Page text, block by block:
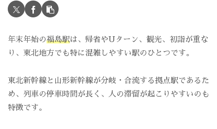
年末年始の福島駅は、帰省やUターン、観光、初詣が重な
り、東北地方でも特に混雑しやすい駅のひとつです。
東北新幹線と山形新幹線が分岐・合流する拠点駅であるた
め、列車の停車時間が長く、人の滞留が起こりやすいのも
特徴です。